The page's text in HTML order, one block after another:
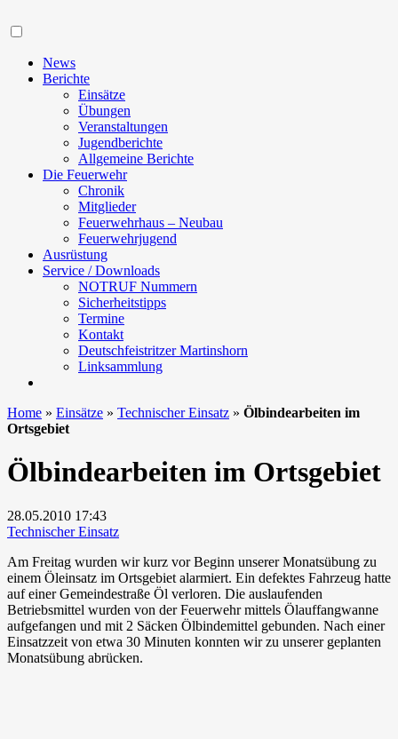
News
Berichte
Einsätze
Übungen
Veranstaltungen
Jugendberichte
Allgemeine Berichte
Die Feuerwehr
Chronik
Mitglieder
Feuerwehrhaus – Neubau
Feuerwehrjugend
Ausrüstung
Service / Downloads
NOTRUF Nummern
Sicherheitstipps
Termine
Kontakt
Deutschfeistritzer Martinshorn
Linksammlung
Home » Einsätze » Technischer Einsatz » Ölbindearbeiten im
Ortsgebiet
Ölbindearbeiten im Ortsgebiet
28.05.2010 17:43
Technischer Einsatz
Am Freitag wurden wir kurz vor Beginn unserer Monatsübung zu
einem Öleinsatz im Ortsgebiet alarmiert. Ein defektes Fahrzeug hatte
auf einer Gemeindestraße Öl verloren. Die auslaufenden
Betriebsmittel wurden von der Feuerwehr mittels Ölauffangwanne
aufgefangen und mit 2 Säcken Ölbindemittel gebunden. Nach einer
Einsatzzeit von etwa 30 Minuten konnten wir zu unserer geplanten
Monatsübung abrücken.